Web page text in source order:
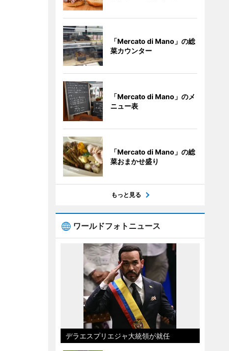
「Mercato di Mano」の総
菜カウンター
「Mercato di Mano」のメ
ニュー表
「Mercato di Mano」の総
菜おまかせ盛り
もっと見る
ワールドフォトニュース
デラエスプリエジャ大統領が就任